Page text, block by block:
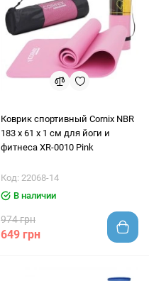
Коврик спортивный Cornix NBR
183 x 61 x 1 cм для йоги и
фитнеса XR-0010 Pink
Код: 22068-14
В наличии
974 грн
649 грн